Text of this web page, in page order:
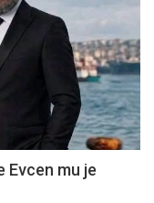
Evcen mu je